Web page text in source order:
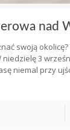
nad
swoją
niedzielę 3
niemal przy